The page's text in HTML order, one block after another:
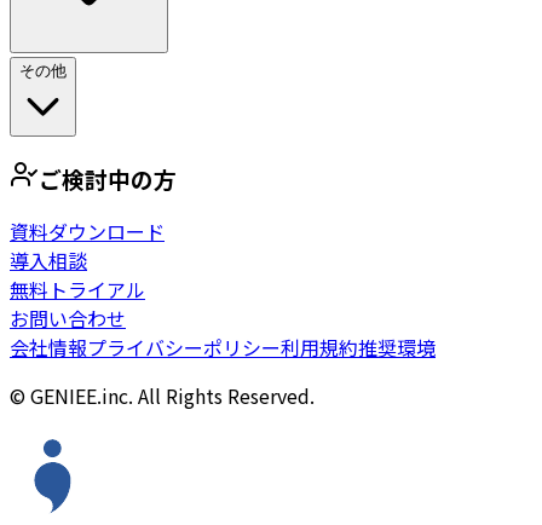
その他
ご検討中の方
資料ダウンロード
導入相談
無料トライアル
お問い合わせ
会社情報プライバシーポリシー利用規約推奨環境
© GENIEE.inc. All Rights Reserved.